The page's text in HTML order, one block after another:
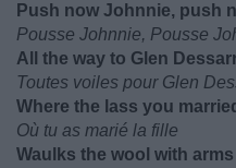
Push now Johnnie, push
Pousse Johnnie, Pousse
All the way to Glen
Toutes voiles pour Glen
Where the lass you married
Où tu as marié la fille
Waulks the wool with